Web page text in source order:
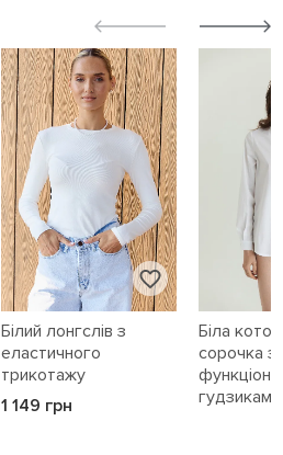
Білий лонгслів з
еластичного
трикотажу
1 149 грн
Біла
сорочка з
гудзиками